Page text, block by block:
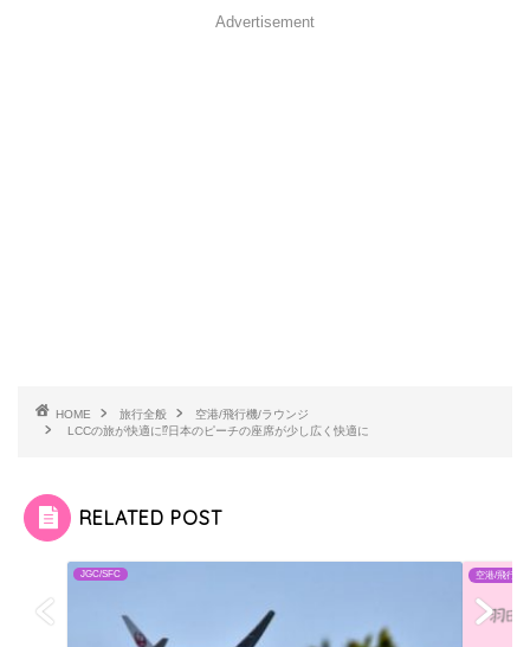
Advertisement
HOME 旅行全般
空港/飛行機/ラウンジ
LCCの旅が快適に⁉日本のピーチの座席が少し広く快適に
RELATED POST
JGC/SFC 空港/飛行機/